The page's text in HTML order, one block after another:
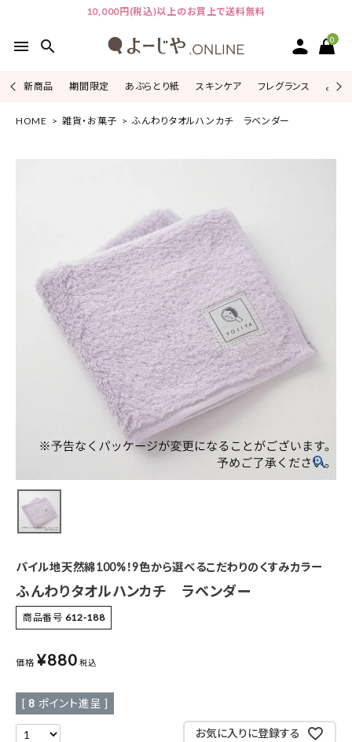
10,000円(税込)以上のお買上で送料無料
menu search 0
新商品 期間限定 あぶらとり紙 スキンケア フレグランス よじ
ACCOUNT MENU
カテゴリーから探す
シリーズから探す
よーじやについて
お客さま向け窓口(お問い合わせ)
メディアさま向け窓口
店舗情報
HOME 雑貨・お菓子 ふんわりタオルハンカチ ラベンダー
パイル地天然綿100%！9色から選べるこだわりのくすみカラー
ふんわりタオルハンカチ ラベンダー
商品番号 612-188
価格 ¥880 税込
[ 8 ポイント進呈 ]
お気に入りに登録する